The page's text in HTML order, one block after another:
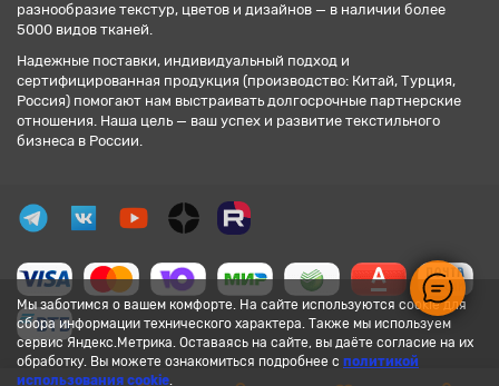
Мы заботимся о вашем комфорте. На сайте используются cookie для
сбора информации технического характера. Также мы используем
сервис Яндекс.Метрика. Оставаясь на сайте, вы даёте согласие на их
обработку. Вы можете ознакомиться подробнее с политикой
использования cookie.
разнообразие текстур, цветов и дизайнов — в наличии более
5000 видов тканей.
Надежные поставки, индивидуальный подход и
сертифицированная продукция (производство: Китай, Турция,
Россия) помогают нам выстраивать долгосрочные партнерские
отношения. Наша цель — ваш успех и развитие текстильного
бизнеса в России.